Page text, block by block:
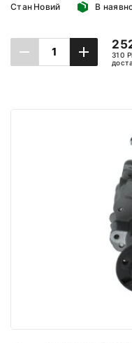
Стан Новий В
310